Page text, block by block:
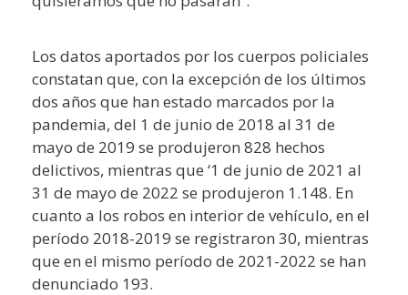
Los datos aportados por los cuerpos policiales
constatan que, con la excepción de los últimos
dos años que han estado marcados por la
pandemia, del 1 de junio de 2018 al 31 de
mayo de 2019 se produjeron 828 hechos
delictivos, mientras que ‘1 de junio de 2021 al
31 de mayo de 2022 se produjeron 1.148. En
cuanto a los robos en interior de vehículo, en el
período 2018-2019 se registraron 30, mientras
que en el mismo período de 2021-2022 se han
denunciado 193.